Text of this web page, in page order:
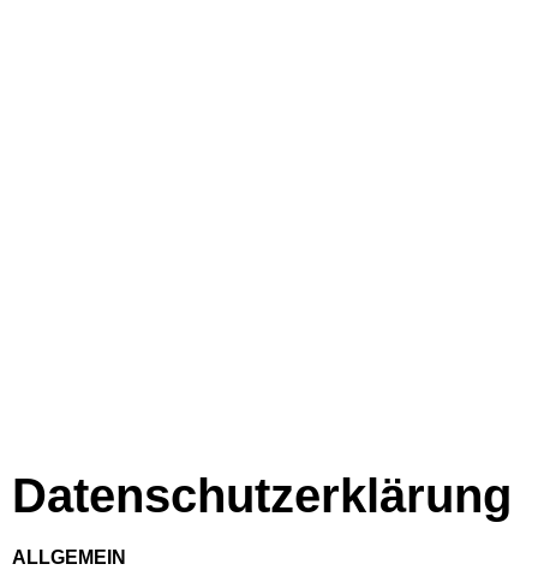
Datenschutzerklärung
ALLGEMEIN